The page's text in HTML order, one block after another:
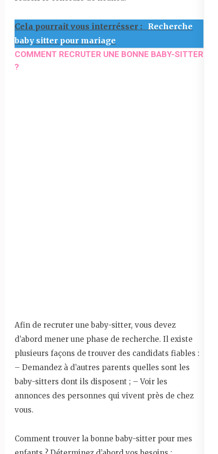
Cela pourrait vous interrésser :
Recherche
baby sitter pour mariage
COMMENT RECRUTER UNE BONNE BABY-SITTER
?
Afin de recruter une baby-sitter, vous devez
d’abord mener une phase de recherche. Il existe
plusieurs façons de trouver des candidats fiables :
– Demandez à d’autres parents quelles sont les
baby-sitters dont ils disposent ; – Voir les
annonces des personnes qui vivent près de chez
vous.
Comment trouver la bonne baby-sitter pour mes